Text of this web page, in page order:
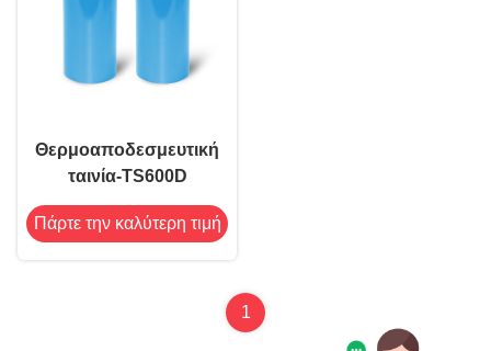
Θερμοαποδεσμευτική
ταινία-TS600D
Πάρτε την καλύτερη τιμή
1